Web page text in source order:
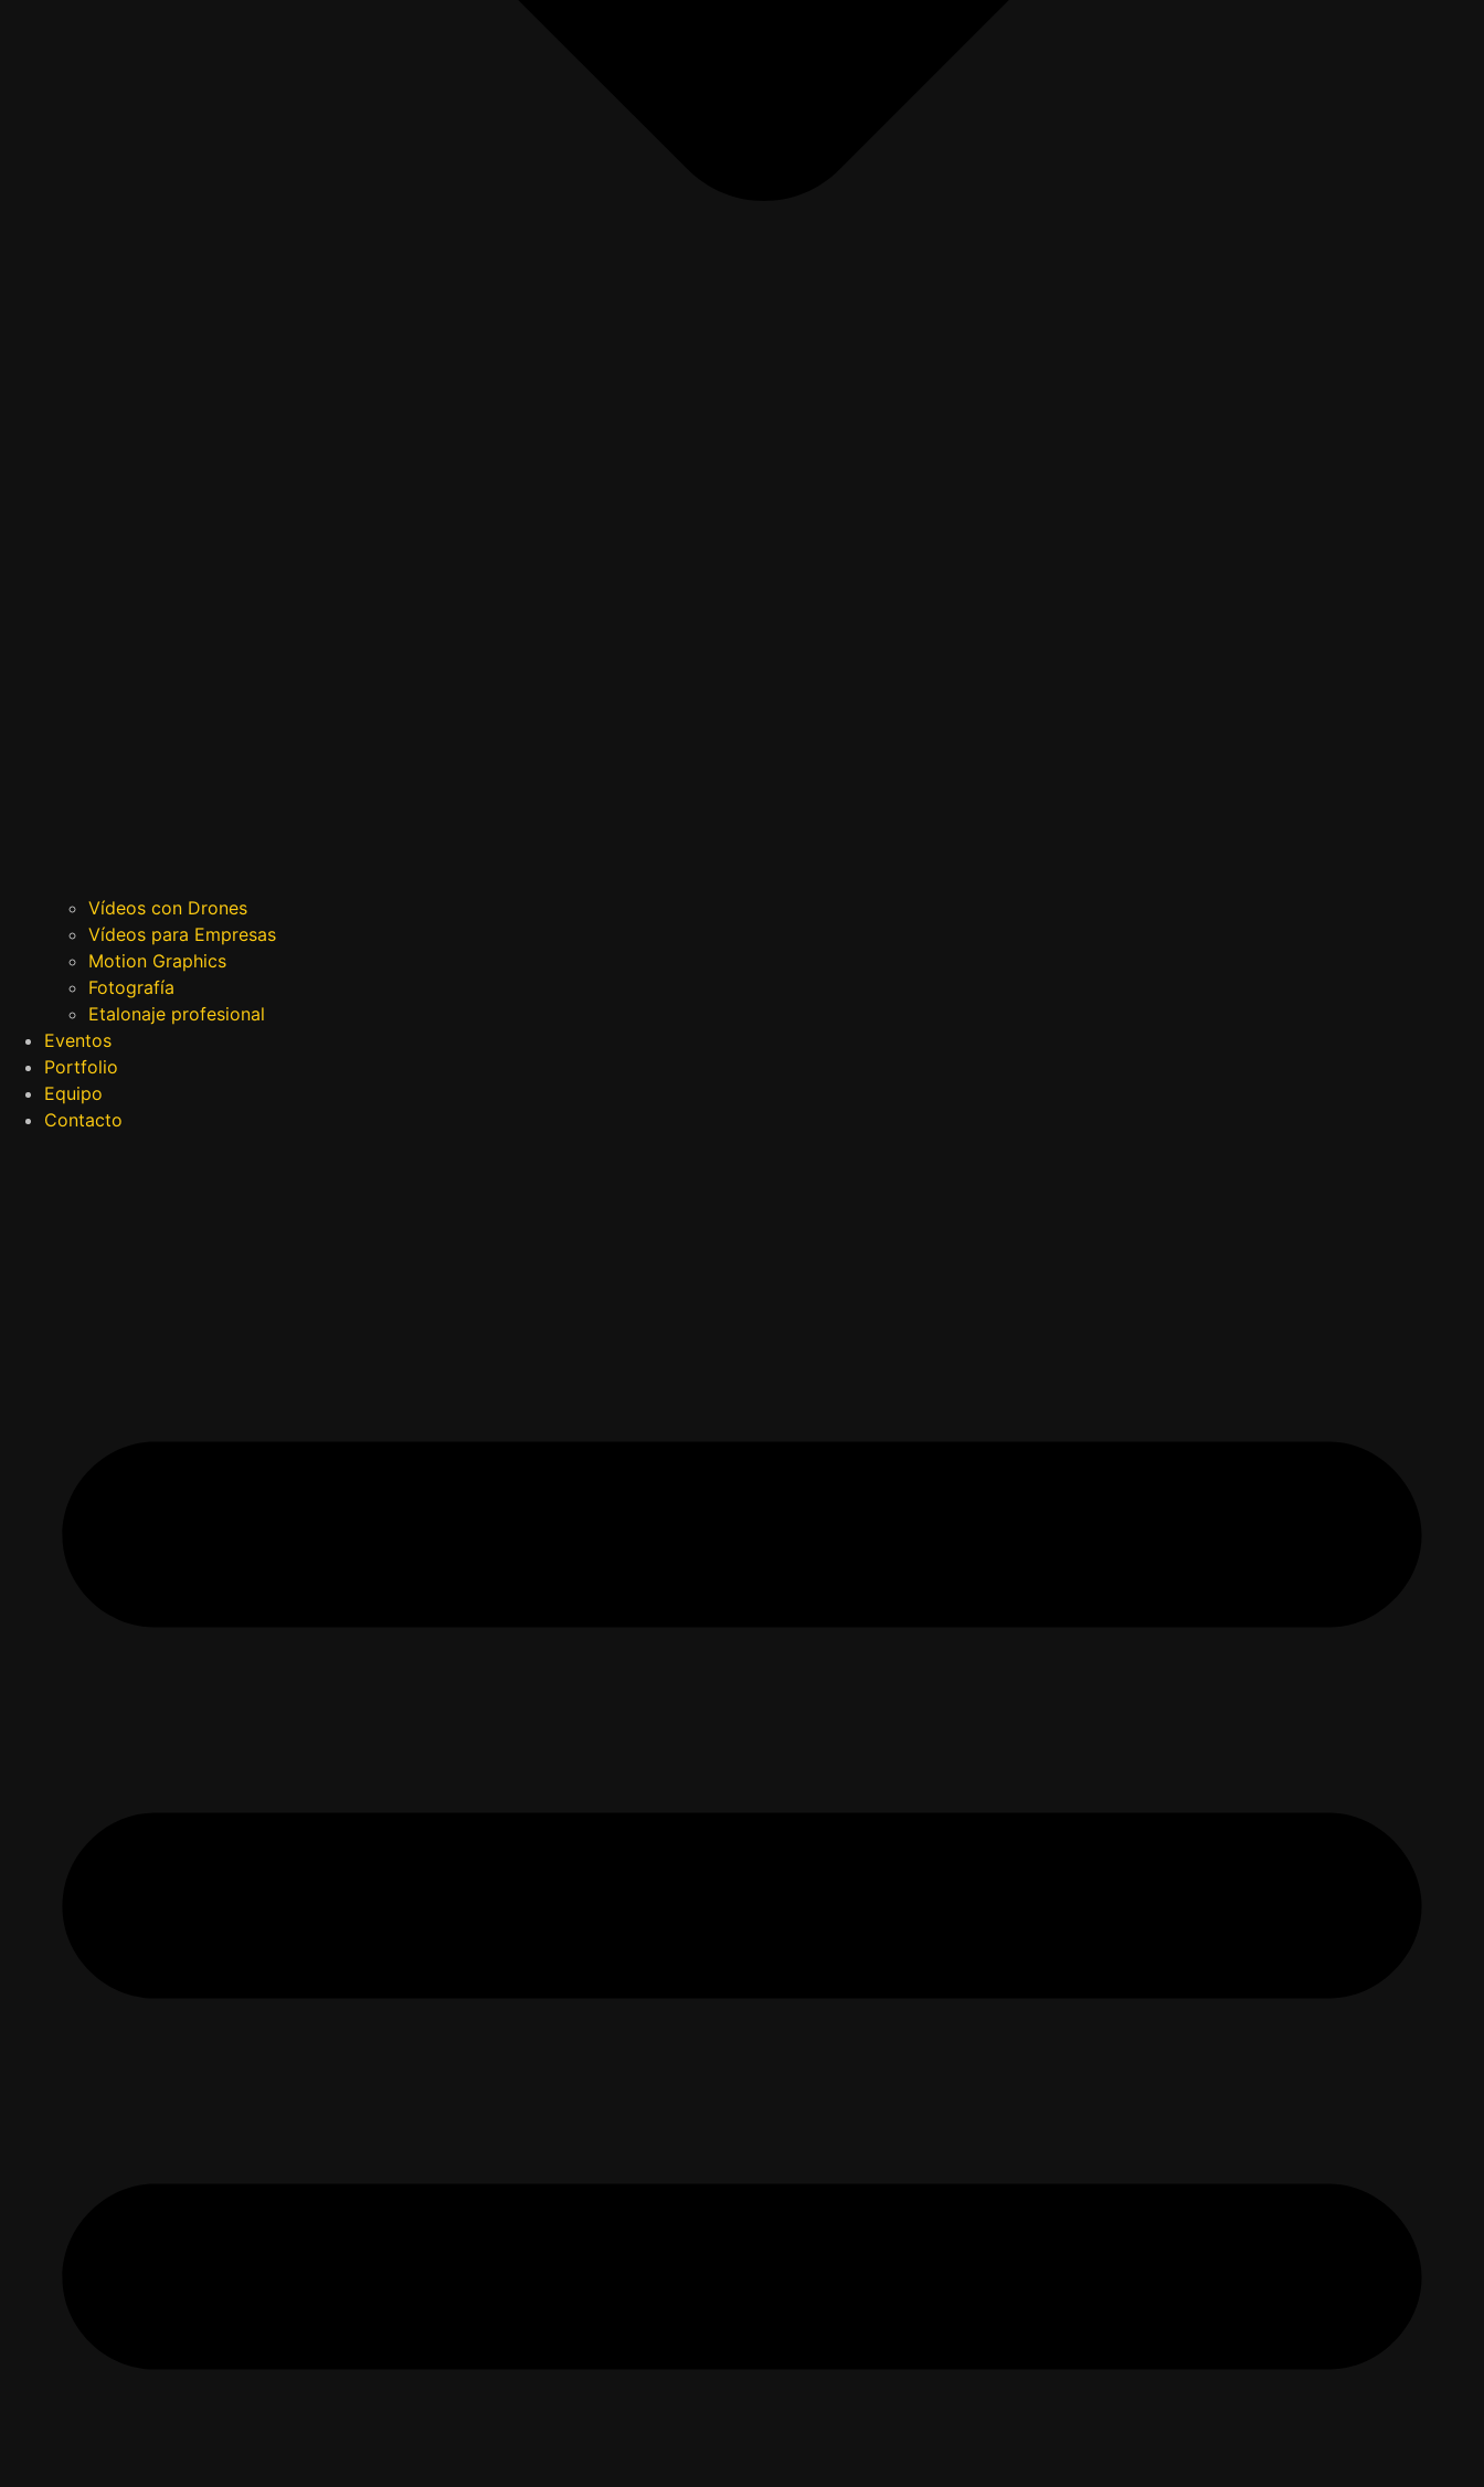
Vídeos con Drones
Vídeos para Empresas
Motion Graphics
Fotografía
Etalonaje profesional
Eventos
Portfolio
Equipo
Contacto